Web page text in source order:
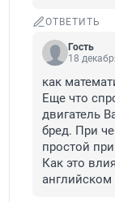
ОТВЕТИТЬ
Гость
18
как
Еще что
двигатель
бред. При
простой
Как это